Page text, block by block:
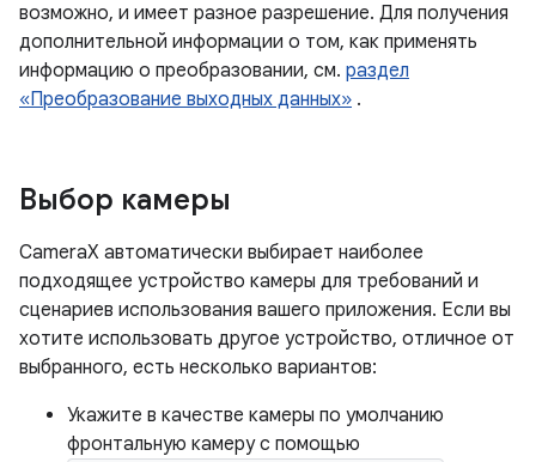
возможно, и имеет разное разрешение. Для получения
дополнительной информации о том, как применять
информацию о преобразовании, см. раздел
«Преобразование выходных данных» .
Выбор камеры
CameraX автоматически выбирает наиболее
подходящее устройство камеры для требований и
сценариев использования вашего приложения. Если вы
хотите использовать другое устройство, отличное от
выбранного, есть несколько вариантов:
Укажите в качестве камеры по умолчанию
фронтальную камеру с помощью